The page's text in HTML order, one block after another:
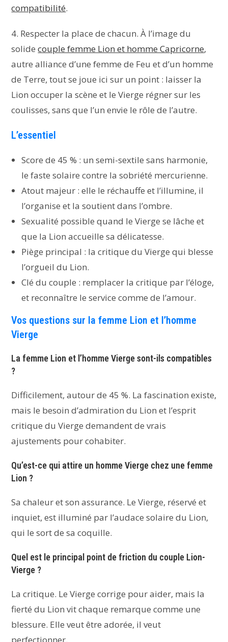
compatibilité.
4. Respecter la place de chacun. À l’image du
solidecouple femme Lion et homme Capricorne,
autre alliance d’une femme de Feu et d’un homme
de Terre, tout se joue ici sur un point : laisser la
Lion occuper la scène et le Vierge régner sur les
coulisses, sans que l’un envie le rôle de l’autre.
L’essentiel
Score de 45 % : un semi-sextile sans harmonie,
le faste solaire contre la sobriété mercurienne.
Atout majeur : elle le réchauffe et l’illumine, il
l’organise et la soutient dans l’ombre.
Sexualité possible quand le Vierge se lâche et
que la Lion accueille sa délicatesse.
Piège principal : la critique du Vierge qui blesse
l’orgueil du Lion.
Clé du couple : remplacer la critique par l’éloge,
et reconnaître le service comme de l’amour.
Vos questions sur la femme Lion et l’homme
Vierge
La femme Lion et l’homme Vierge sont-ils compatibles
?
Difficilement, autour de 45 %. La fascination existe,
mais le besoin d’admiration du Lion et l’esprit
critique du Vierge demandent de vrais
ajustements pour cohabiter.
Qu’est-ce qui attire un homme Vierge chez une femme
Lion ?
Sa chaleur et son assurance. Le Vierge, réservé et
inquiet, est illuminé par l’audace solaire du Lion,
qui le sort de sa coquille.
Quel est le principal point de friction du couple Lion-
Vierge ?
La critique. Le Vierge corrige pour aider, mais la
fierté du Lion vit chaque remarque comme une
blessure. Elle veut être adorée, il veut